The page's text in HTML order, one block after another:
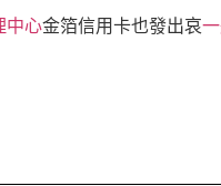
中心金箔信用卡也發出哀